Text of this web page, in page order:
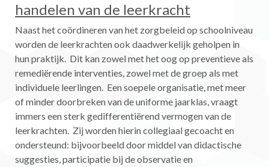
handelen van de leerkracht
Naast het coördineren van het zorgbeleid op schoolniveau
worden de leerkrachten ook daadwerkelijk geholpen in
hun praktijk. Dit kan zowel met het oog op preventieve als
remediërende interventies, zowel met de groep als met
individuele leerlingen. Een soepele organisatie, met meer
of minder doorbreken van de uniforme jaarklas, vraagt
immers een sterk gedifferentiërend vermogen van de
leerkrachten. Zij worden hierin collegiaal gecoacht en
ondersteund: bijvoorbeeld door middel van didactische
suggesties, participatie bij de observatie en